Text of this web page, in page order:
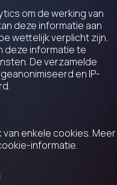
om de werking van
deze informatie aan
wettelijk verplicht zijn.
deze informatie te
De verzamelde
en IP-
enkele cookies. Meer
informatie.